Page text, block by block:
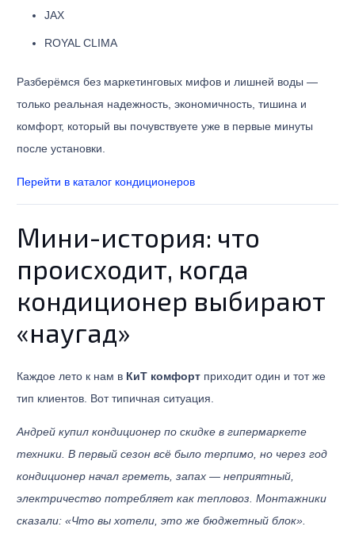
JAX
ROYAL CLIMA
Разберёмся без маркетинговых мифов и лишней воды —
только реальная надежность, экономичность, тишина и
комфорт, который вы почувствуете уже в первые минуты
после установки.
Перейти в каталог кондиционеров
Мини-история: что
происходит, когда
кондиционер выбирают
«наугад»
Каждое лето к нам в КиТ комфорт приходит один и тот же
тип клиентов. Вот типичная ситуация.
Андрей купил кондиционер по скидке в гипермаркете
техники. В первый сезон всё было терпимо, но через год
кондиционер начал греметь, запах — неприятный,
электричество потребляет как тепловоз. Монтажники
сказали: «Что вы хотели, это же бюджетный блок».